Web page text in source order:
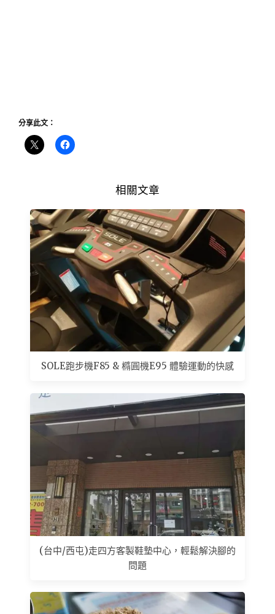
分享此文：
相關文章
SOLE跑步機F85 & 橢圓機E95 體驗運動的快感
(台中/西屯)走四方客製鞋墊中心，輕鬆解決腳的
問題